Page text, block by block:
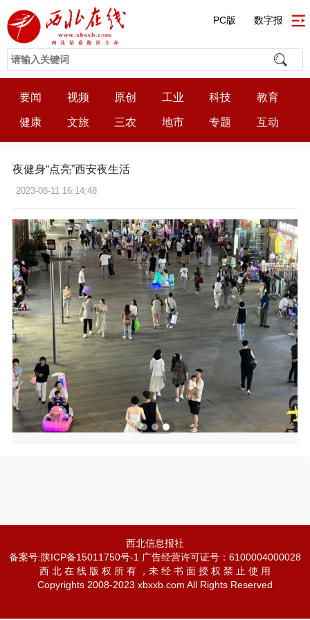
PC版 数字报
要闻 视频 原创 工业 科技 教育
健康 文旅 三农 地市 专题 互动
夜健身“点亮”西安夜生活
2023-08-11 16:14:48
西北信息报社
备案号:陕ICP备15011750号-1 广告经营许可证号：6100004000028
西 北 在 线 版 权 所 有 ，未 经 书 面 授 权 禁 止 使 用
Copyrights 2008-2023 xbxxb.com All Rights Reserved